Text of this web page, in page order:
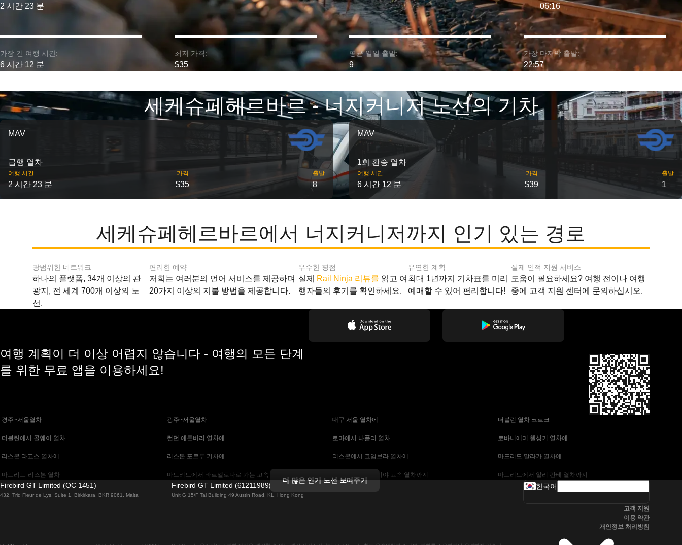
2 시간 23 분 06:16
가장 긴 여행 시간:
6 시간 12 분
최저 가격:
$35
평균 일일 출발:
9
가장 마지막 출발:
22:57
세케슈페헤르바르 - 너지커니저 노선의 기차
MAV
급행 열차
여행 시간
2 시간 23 분
가격
$35
출발
8
MAV
1회 환승 열차
여행 시간
6 시간 12 분
가격
$39
출발
1
세케슈페헤르바르에서 너지커니저까지 인기 있는 경로
광범위한 네트워크
하나의 플랫폼, 34개 이상의 관
광지, 전 세계 700개 이상의 노
선.
편리한 예약
저희는 여러분의 언어 서비스를 제공하며
20가지 이상의 지불 방법을 제공합니다.
우수한 평점
실제 Rail Ninja 리뷰를 읽고 여
행자들의 후기를 확인하세요.
유연한 계획
최대 1년까지 기차표를 미리
예매할 수 있어 편리합니다!
실제 인적 지원 서비스
도움이 필요하세요? 여행 전이나 여행
중에 고객 지원 센터에 문의하십시오.
여행 계획이 더 이상 어렵지 않습니다 - 여행의 모든 단계
를 위한 무료 앱을 이용하세요!
경주~서울열차 광주~서울열차 대구 서울 열차에 더블린 열차 코르크
더블린에서 골웨이 열차 런던 에든버러 열차에 로마에서 나폴리 열차 로바니에미 헬싱키 열차에
리스본 라고스 열차에 리스본 포르투 기차에 리스본에서 코임브라 열차에 마드리드 말라가 열차에
마드리드-리스본 열차 마드리드에서 바르셀로나로 가는 고속 열차 마드리드에서 세비야 고속 열차까지 마드리드에서 알리 칸테 열차까지
말라가 마드리드 기차에 바르셀로나 마드리드 기차에 바르셀로나-말라가 열차
더 많은 인기 노선 보여주기
Firebird GT Limited (OC 1451)
432, Triq Fleur de Lys, Suite 1, Birkirkara, BKR 9061, Malta
Firebird GT Limited (61211989)
Unit G 15/F Tal Building 49 Austin Road, KL, Hong Kong
한국어
고객 지원
이용 약관
개인정보 처리방침